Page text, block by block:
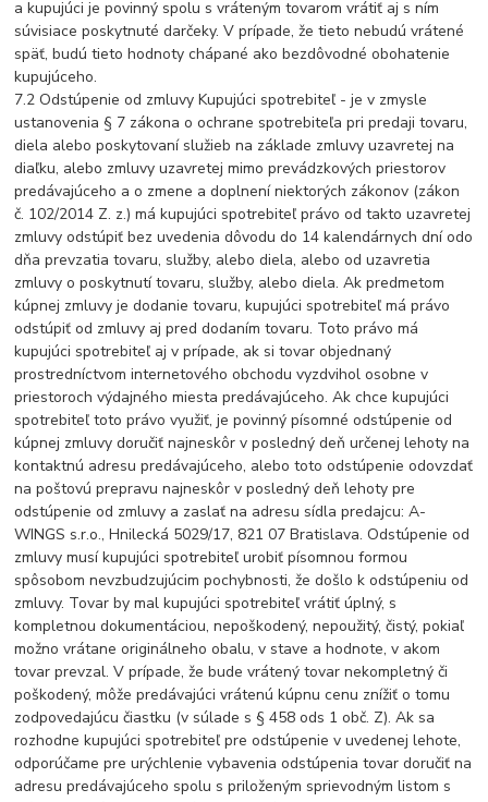
a kupujúci je povinný spolu s vráteným tovarom vrátiť aj s ním
súvisiace poskytnuté darčeky. V prípade, že tieto nebudú vrátené
späť, budú tieto hodnoty chápané ako bezdôvodné obohatenie
kupujúceho.
7.2 Odstúpenie od zmluvy Kupujúci spotrebiteľ - je v zmysle
ustanovenia § 7 zákona o ochrane spotrebiteľa pri predaji tovaru,
diela alebo poskytovaní služieb na základe zmluvy uzavretej na
diaľku, alebo zmluvy uzavretej mimo prevádzkových priestorov
predávajúceho a o zmene a doplnení niektorých zákonov (zákon
č. 102/2014 Z. z.) má kupujúci spotrebiteľ právo od takto uzavretej
zmluvy odstúpiť bez uvedenia dôvodu do 14 kalendárnych dní odo
dňa prevzatia tovaru, služby, alebo diela, alebo od uzavretia
zmluvy o poskytnutí tovaru, služby, alebo diela. Ak predmetom
kúpnej zmluvy je dodanie tovaru, kupujúci spotrebiteľ má právo
odstúpiť od zmluvy aj pred dodaním tovaru. Toto právo má
kupujúci spotrebiteľ aj v prípade, ak si tovar objednaný
prostredníctvom internetového obchodu vyzdvihol osobne v
priestoroch výdajného miesta predávajúceho. Ak chce kupujúci
spotrebiteľ toto právo využiť, je povinný písomné odstúpenie od
kúpnej zmluvy doručiť najneskôr v posledný deň určenej lehoty na
kontaktnú adresu predávajúceho, alebo toto odstúpenie odovzdať
na poštovú prepravu najneskôr v posledný deň lehoty pre
odstúpenie od zmluvy a zaslať na adresu sídla predajcu: A-
WINGS s.r.o., Hnilecká 5029/17, 821 07 Bratislava. Odstúpenie od
zmluvy musí kupujúci spotrebiteľ urobiť písomnou formou
spôsobom nevzbudzujúcim pochybnosti, že došlo k odstúpeniu od
zmluvy. Tovar by mal kupujúci spotrebiteľ vrátiť úplný, s
kompletnou dokumentáciou, nepoškodený, nepoužitý, čistý, pokiaľ
možno vrátane originálneho obalu, v stave a hodnote, v akom
tovar prevzal. V prípade, že bude vrátený tovar nekompletný či
poškodený, môže predávajúci vrátenú kúpnu cenu znížiť o tomu
zodpovedajúcu čiastku (v súlade s § 458 ods 1 obč. Z). Ak sa
rozhodne kupujúci spotrebiteľ pre odstúpenie v uvedenej lehote,
odporúčame pre urýchlenie vybavenia odstúpenia tovar doručiť na
adresu predávajúceho spolu s priloženým sprievodným listom s